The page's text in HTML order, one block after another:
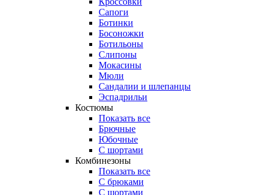
Сапоги
Ботинки
Босоножки
Ботильоны
Слипоны
Мокасины
Мюли
Сандалии и шлепанцы
Эспадрильи
Костюмы
Показать все
Брючные
Юбочные
С шортами
Комбинезоны
Показать все
С брюками
С шортами